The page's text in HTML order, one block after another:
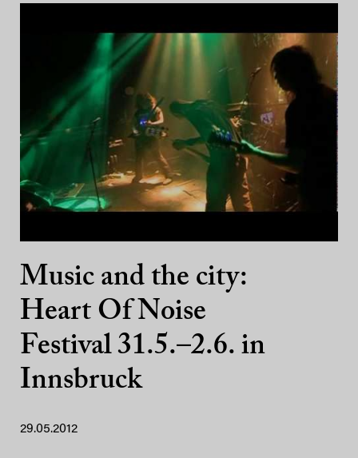
Music and the city:
Heart Of Noise
Festival 31.5.–2.6. in
Innsbruck
29.05.2012